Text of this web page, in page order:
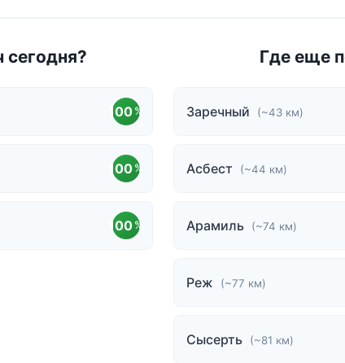
сегодня?
100 %
100 %
100 %
Где еще
Заречный (~43 км)
Асбест (~44 км)
Арамиль (~74 км)
Реж (~77 км)
Сысерть (~81 км)